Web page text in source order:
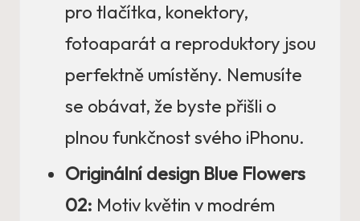
pro tlačítka, konektory,
fotoaparát a reproduktory jsou
perfektně umístěny. Nemusíte
se obávat, že byste přišli o
plnou funkčnost svého iPhonu.
Originální design Blue Flowers
02: Motiv květin v modrém